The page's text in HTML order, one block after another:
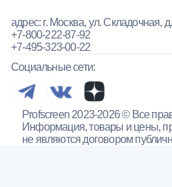
адрес: г. Москва, ул. Складочная,
+7-800-222-87-92
+7-495-323-00-22
Социальные сети:
Profscreen 2023-2026 © Все
Информация, товары и цены,
не являются договором